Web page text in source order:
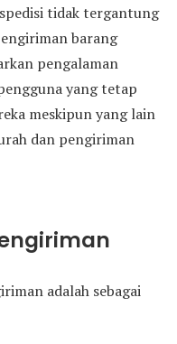
tidak tergantung
barang
pengalaman
yang tetap
meskipun yang lain
dan pengiriman
adalah sebagai